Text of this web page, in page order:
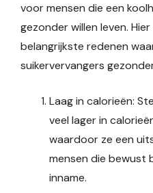
voor mensen die een
gezonder willen leven.
belangrijkste redenen
suikervervangers
Laag in calorieën:
veel lager in
waardoor ze een
mensen die bewust
inname.